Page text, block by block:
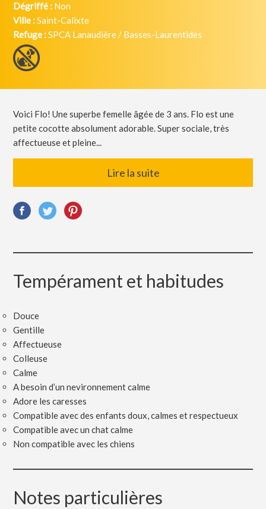
Dégriffé : Non
Ville :Saint-Calixte
Refuge :SPCA Lanaudière / Basses-Laurentides
Voici Flo! Une superbe femelle âgée de 3 ans. Flo est une
petite cocotte absolument adorable. Super sociale, très
affectueuse et pleine...
Lire la suite
Tempérament et habitudes
Douce
Gentille
Affectueuse
Colleuse
Calme
A besoin d’un nevironnement calme
Adore les caresses
Compatible avec des enfants doux, calmes et respectueux
Compatible avec un chat calme
Non compatible avec les chiens
Notes particulières